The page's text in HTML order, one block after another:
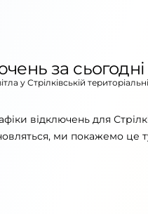
за сьогодні
у Стрілківській
відключень для
ми покажемо це